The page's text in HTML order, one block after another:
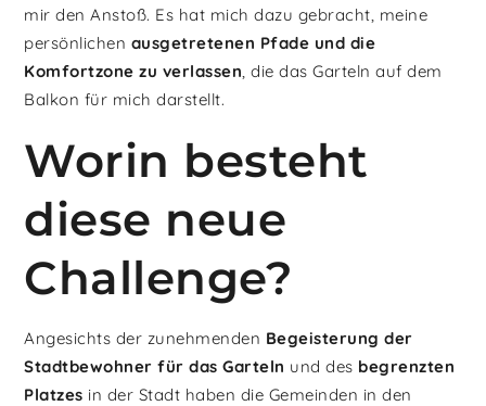
mir den Anstoß. Es hat mich dazu gebracht, meine
persönlichen ausgetretenen Pfade und die
Komfortzone zu verlassen , die das Garteln auf dem
Balkon für mich darstellt.
Worin besteht
diese neue
Challenge?
Angesichts der zunehmenden Begeisterung der
Stadtbewohner für das Garteln und des begrenzten
Platzes in der Stadt haben die Gemeinden in den